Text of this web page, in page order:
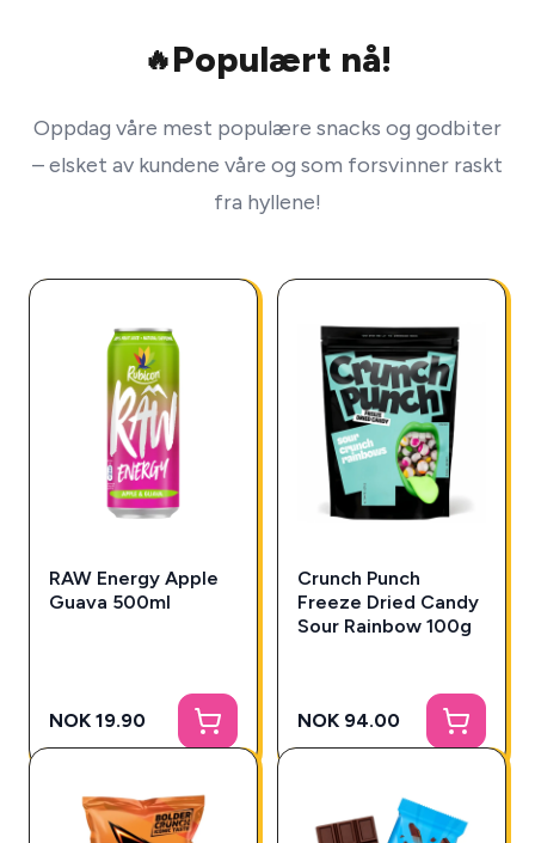
🔥Populært nå!
Oppdag våre mest populære snacks og godbiter
– elsket av kundene våre og som forsvinner raskt
fra hyllene!
RAW Energy Apple
Guava 500ml
NOK 19.90
Crunch Punch
Freeze Dried Candy
Sour Rainbow 100g
NOK 94.00